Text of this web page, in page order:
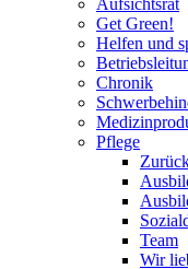
Aufsichtsrat
Get Green!
Helfen und
Chronik
Pflege
Team
Wir